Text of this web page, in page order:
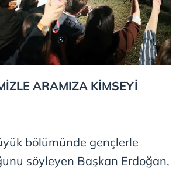
ARAMIZA KİMSEYİ
bölümünde gençlerle
söyleyen Başkan Erdoğan,